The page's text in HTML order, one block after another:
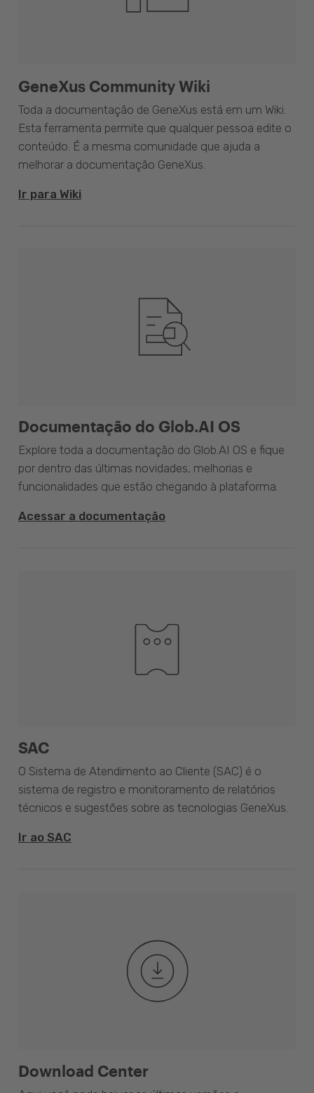
GeneXus Community Wiki
Toda a documentação de GeneXus está em um Wiki.
Esta ferramenta permite que qualquer pessoa edite o
conteúdo. É a mesma comunidade que ajuda a
melhorar a documentação GeneXus.
Ir para Wiki
Documentação do Glob.AI OS
Explore toda a documentação do Glob.AI OS e fique
por dentro das últimas novidades, melhorias e
funcionalidades que estão chegando à plataforma.
Acessar a documentação
SAC
O Sistema de Atendimento ao Cliente (SAC) é o
sistema de registro e monitoramento de relatórios
técnicos e sugestões sobre as tecnologias GeneXus.
Ir ao SAC
Download Center